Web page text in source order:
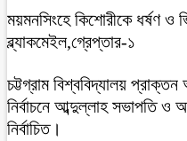
ময়মনসিংহে কিশোরীকে ধর্ষণ ও
ব্ল্যাকমেইল,গ্রেপ্তার-১
চট্টগ্রাম বিশ্ববিদ্যালয়
নির্বাচনে আব্দুল্লাহ সভাপতি
নির্বাচিত।